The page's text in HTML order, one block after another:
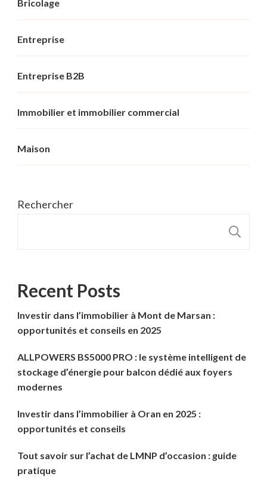
Bricolage
Entreprise
Entreprise B2B
Immobilier et immobilier commercial
Maison
Rechercher
Recent Posts
Investir dans l’immobilier à Mont de Marsan :
opportunités et conseils en 2025
ALLPOWERS BS5000 PRO : le système intelligent de
stockage d’énergie pour balcon dédié aux foyers
modernes
Investir dans l’immobilier à Oran en 2025 :
opportunités et conseils
Tout savoir sur l’achat de LMNP d’occasion : guide
pratique